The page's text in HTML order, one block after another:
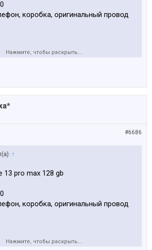
коробка, оригинальный провод
181510
181511
Нажмите, чтобы раскрыть...
#6686
↑
13 pro max 128 gb
коробка, оригинальный провод
Нажмите, чтобы раскрыть...